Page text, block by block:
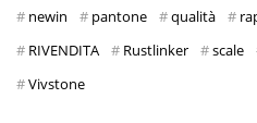
newin
pantone qualità
RIVENDITA
Rustlinker scale
Vivstone